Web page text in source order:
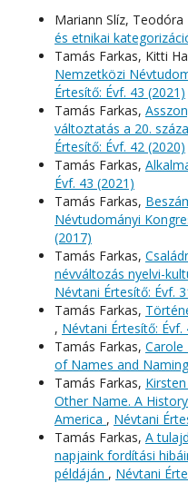
Mariann Slíz,
és etnikai
Tamás Farkas, Kitti
Nemzetközi
Értesítő: Évf. 43 (2021)
Tamás Farkas,
változtatás a 20.
Értesítő: Évf. 42 (2020)
Tamás Farkas,
Évf. 43 (2021)
Tamás Farkas,
Névtudományi
(2017)
Tamás Farkas,
névváltozás nyelvi-
Névtani Értesítő: Évf.
Tamás Farkas,
, Névtani Értesítő: Évf.
Tamás Farkas, Carole
of Names and
Tamás Farkas,
Other Name. A
America , Névtani
Tamás Farkas, A
napjaink fordítási
példáján , Névtani